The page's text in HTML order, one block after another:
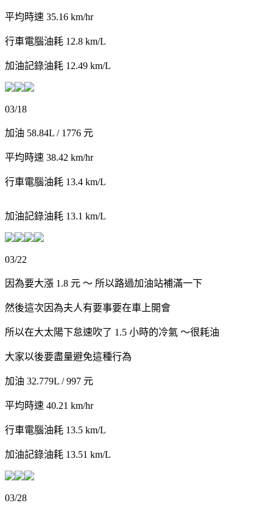
平均時速 35.16 km/hr
行車電腦油耗 12.8 km/L
加油記錄油耗 12.49 km/L
03/18
加油 58.84L / 1776 元
平均時速 38.42 km/hr
行車電腦油耗 13.4 km/L
加油記錄油耗 13.1 km/L
03/22
因為要大漲 1.8 元 ～ 所以路過加油站補滿一下
然後這次因為夫人有要事要在車上開會
所以在大太陽下怠速吹了 1.5 小時的冷氣 ～很耗油
大家以後要盡量避免這種行為
加油 32.779L / 997 元
平均時速 40.21 km/hr
行車電腦油耗 13.5 km/L
加油記錄油耗 13.51 km/L
03/28